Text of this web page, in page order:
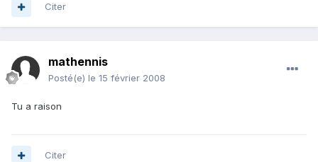
Citer
mathennis
Posté(e) le 15 février 2008
Tu a raison
Citer